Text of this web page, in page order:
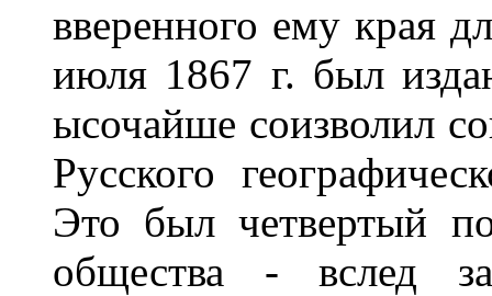
вверенного ему края
июля 1867 г. был
ысочайше соизволил
Русского
Это был четвертый
общества - вслед